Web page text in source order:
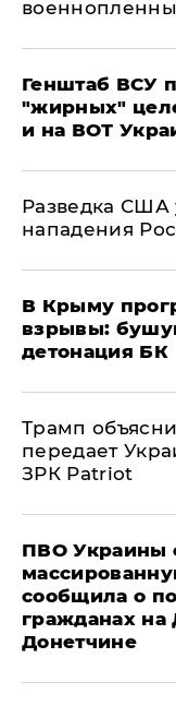
Генштаб ВСУ
"жирных"
и на ВОТ
Разведка США
нападения
В Крыму
взрывы:
детонация БК
Трамп
передает
ЗРК Patriot
ПВО Украины
сообщила о
гражданах
Донетчине